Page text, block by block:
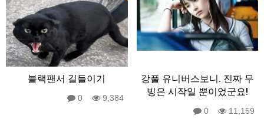
블랙팬서 길들이기
0 9,384
강풀 유니버스보니. 진짜 무
빙은 시작일 뿐이었군요!
0 11,159